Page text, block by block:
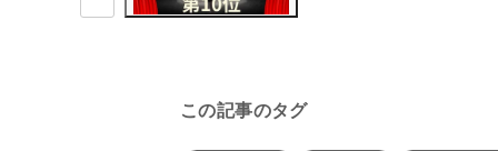
この記事のタグ